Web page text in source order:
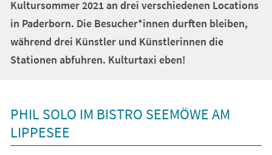
Kultursommer 2021 an drei verschiedenen Locations
in Paderborn. Die Besucher*innen durften bleiben,
während drei Künstler und Künstlerinnen die
Stationen abfuhren. Kulturtaxi eben!
PHIL SOLO IM BISTRO SEEMÖWE AM
LIPPESEE